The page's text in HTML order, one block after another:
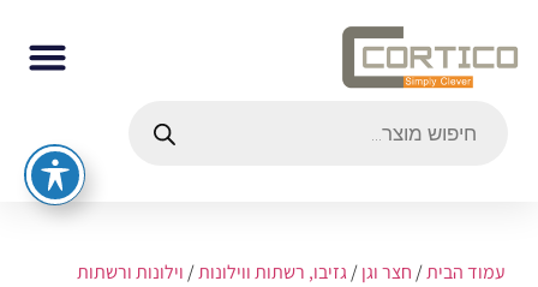
עמוד הבית/חצר וגן/גזיבו, רשתות ווילונות/וילונות ורשתות